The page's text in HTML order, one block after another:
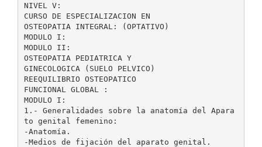
NIVEL V:
CURSO DE ESPECIALIZACION EN
OSTEOPATIA INTEGRAL: (OPTATIVO)
MODULO I:
MODULO II:
OSTEOPATIA PEDIATRICA Y
GINECOLOGICA (SUELO PELVICO)
REEQUILIBRIO OSTEOPATICO
FUNCIONAL GLOBAL :
MODULO I:
1.- Generalidades sobre la anatomía del Apara
to genital femenino:
-Anatomía.
-Medios de fijación del aparato genital.